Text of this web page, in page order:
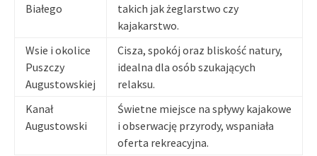
Białego
takich jak żeglarstwo czy
kajakarstwo.
Wsie i okolice
Puszczy
Augustowskiej
Cisza, spokój oraz bliskość natury,
idealna dla osób szukających
relaksu.
Kanał
Augustowski
Świetne miejsce na spływy kajakowe
i obserwację przyrody, wspaniała
oferta rekreacyjna.